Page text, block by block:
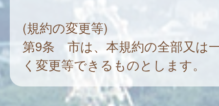
(規約の変更等)
第9条 市は、本規約の全部又は
く変更等できるものとします。